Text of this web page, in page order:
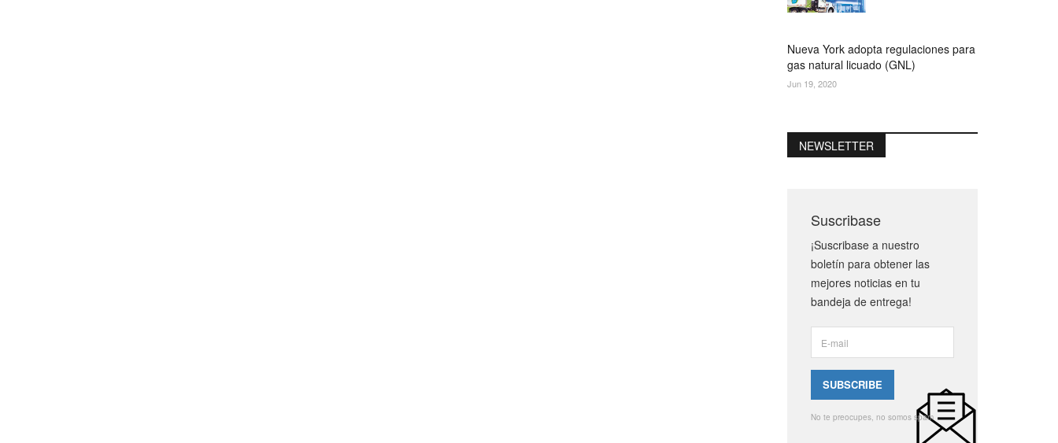
Nueva York adopta regulaciones para
gas natural licuado (GNL)
Jun 19, 2020
NEWSLETTER
Suscribase
¡Suscribase a nuestro
boletín para obtener las
mejores noticias en tu
bandeja de entrega!
No te preocupes, no somos spam